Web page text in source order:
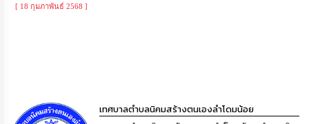
[ 18 กุมภาพันธ์ 2568 ]
เทศบาลตำบลนิคมสร้างตนเองลำโดมน้อย